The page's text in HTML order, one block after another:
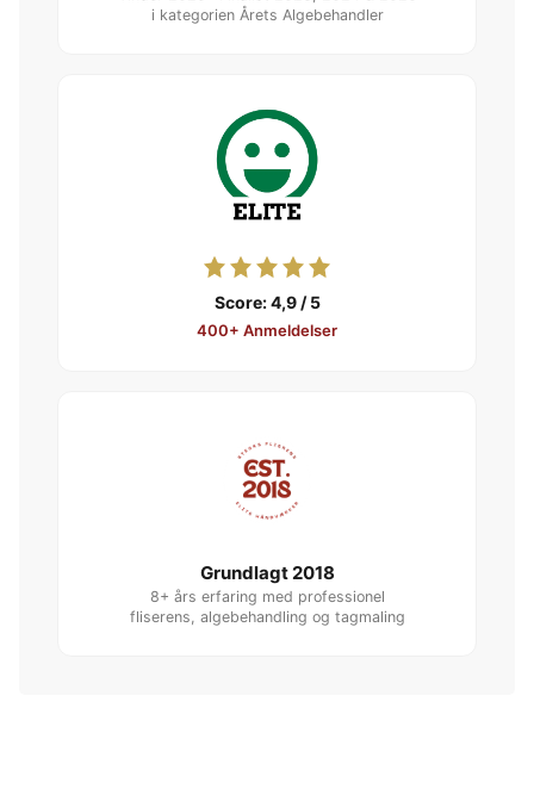
i kategorien Årets Algebehandler
Score: 4,9 / 5
400+ Anmeldelser
Grundlagt 2018
8+ års erfaring med professionel
fliserens, algebehandling og tagmaling